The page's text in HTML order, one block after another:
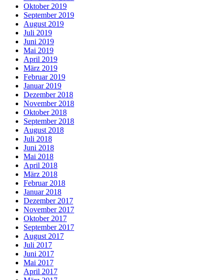
Oktober 2019
September 2019
August 2019
Juli 2019
Juni 2019
Mai 2019
April 2019
März 2019
Februar 2019
Januar 2019
Dezember 2018
November 2018
Oktober 2018
September 2018
August 2018
Juli 2018
Juni 2018
Mai 2018
April 2018
März 2018
Februar 2018
Januar 2018
Dezember 2017
November 2017
Oktober 2017
September 2017
August 2017
Juli 2017
Juni 2017
Mai 2017
April 2017